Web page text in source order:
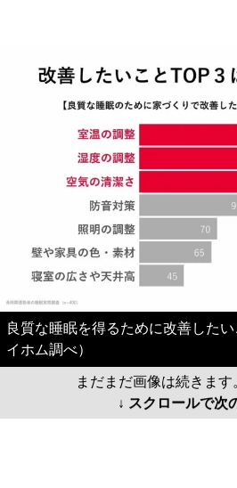
良質な睡眠を得るために改善した
イホム調べ）
まだまだ画像は続きます
↓ スクロールで次